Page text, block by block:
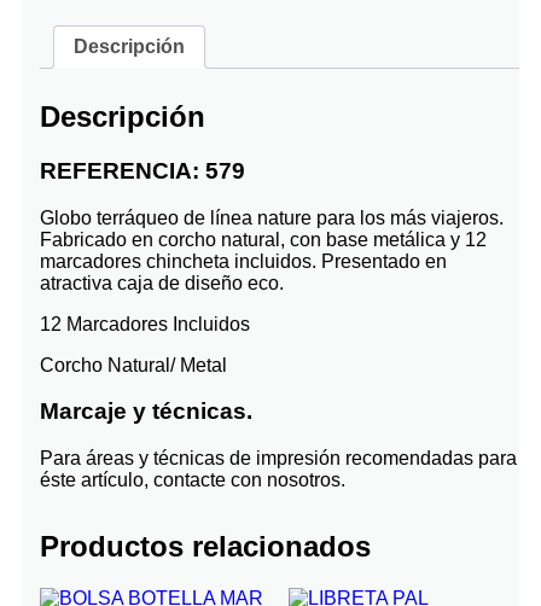
Descripción
Descripción
REFERENCIA: 579
Globo terráqueo de línea nature para los más viajeros.
Fabricado en corcho natural, con base metálica y 12
marcadores chincheta incluidos. Presentado en
atractiva caja de diseño eco.
12 Marcadores Incluidos
Corcho Natural/ Metal
Marcaje y técnicas.
Para áreas y técnicas de impresión recomendadas para
éste artículo, contacte con nosotros.
Productos relacionados